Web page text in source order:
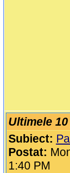
Ultimele
Subiect:
Postat:
1:40 PM